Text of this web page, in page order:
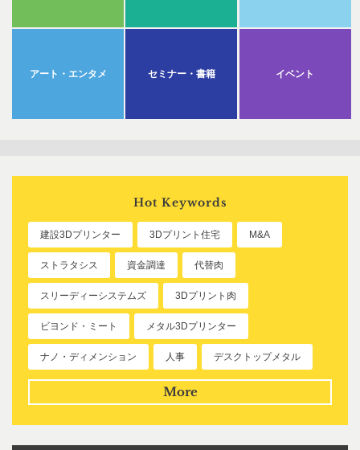
アート・エンタメ セミナー・書籍 イベント
Hot Keywords
建設3Dプリンター 3Dプリント住宅 M&A
ストラタシス 資金調達 代替肉
スリーディーシステムズ 3Dプリント肉
ビヨンド・ミート メタル3Dプリンター
ナノ・ディメンション 人事 デスクトップメタル
More